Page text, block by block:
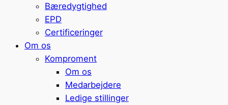
Bæredygtighed
EPD
Certificeringer
Om os
Komproment
Om os
Medarbejdere
Ledige stillinger